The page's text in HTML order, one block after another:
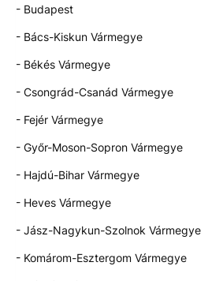
- Budapest
- Bács-Kiskun Vármegye
- Békés Vármegye
- Csongrád-Csanád Vármegye
- Fejér Vármegye
- Győr-Moson-Sopron Vármegye
- Hajdú-Bihar Vármegye
- Heves Vármegye
- Jász-Nagykun-Szolnok Vármegye
- Komárom-Esztergom Vármegye